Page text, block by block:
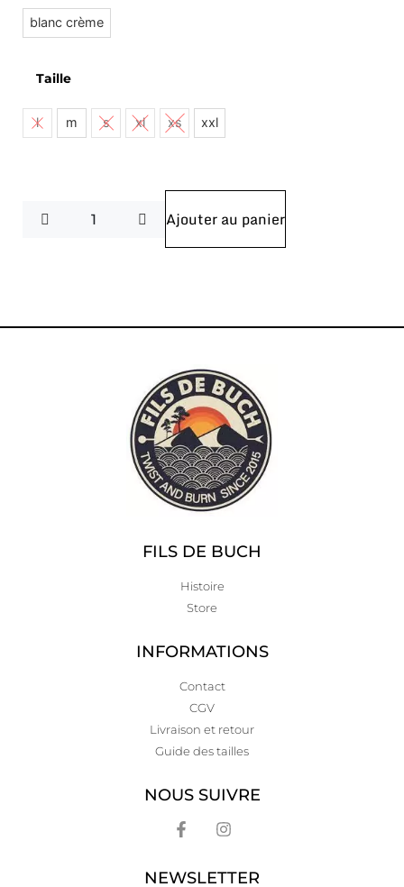
blanc crème
Taille
l m s xl xs xxl
Ajouter au panier
FILS DE BUCH
Histoire
Store
INFORMATIONS
Contact
CGV
Livraison et retour
Guide des tailles
NOUS SUIVRE
NEWSLETTER